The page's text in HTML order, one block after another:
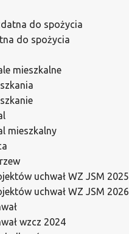
do spożycia
do spożycia
mieszkalne
mieszkalny
uchwał WZ JSM 2025
uchwał WZ JSM 2026
wzcz 2024